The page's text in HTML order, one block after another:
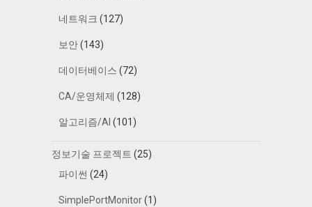
네트워크 (127)
보안(143)
데이터베이스 (72)
CA/운영체제 (128)
알고리즘/AI (101)
정보기술 프로젝트 (25)
파이썬 (24)
SimplePortMonitor(1)